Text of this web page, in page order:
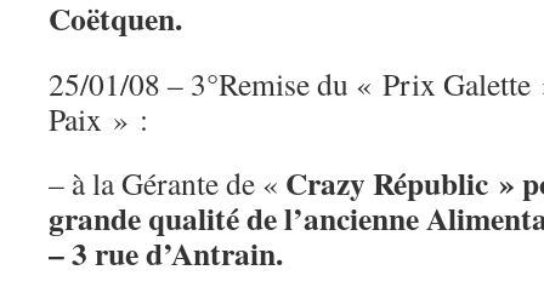
Coëtquen.
25/01/08 – 3°Remise du « Prix
Paix » :
– à la Gérante de « Crazy Républic »
grande qualité de l’ancienne
– 3 rue d’Antrain.